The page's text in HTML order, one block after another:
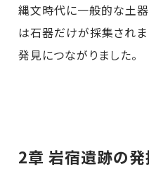
縄文時代に一般的な土器
は石器だけが採集されま
発見につながりました。
2章 岩宿遺跡の発